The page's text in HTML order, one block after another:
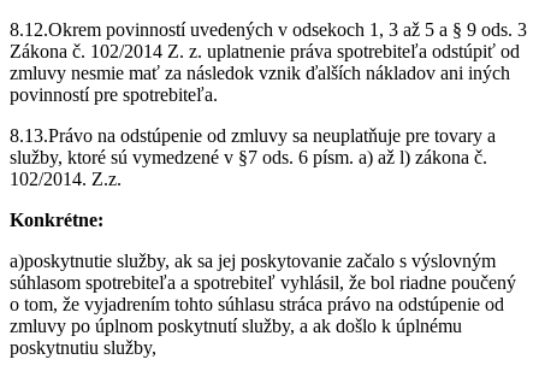
8.12.Okrem povinností uvedených v odsekoch 1, 3 až 5 a § 9 ods. 3
Zákona č. 102/2014 Z. z. uplatnenie práva spotrebiteľa odstúpiť od
zmluvy nesmie mať za následok vznik ďalších nákladov ani iných
povinností pre spotrebiteľa.
8.13.Právo na odstúpenie od zmluvy sa neuplatňuje pre tovary a
služby, ktoré sú vymedzené v §7 ods. 6 písm. a) až l) zákona č.
102/2014. Z.z.
Konkrétne:
a)poskytnutie služby, ak sa jej poskytovanie začalo s výslovným
súhlasom spotrebiteľa a spotrebiteľ vyhlásil, že bol riadne poučený
o tom, že vyjadrením tohto súhlasu stráca právo na odstúpenie od
zmluvy po úplnom poskytnutí služby, a ak došlo k úplnému
poskytnutiu služby,